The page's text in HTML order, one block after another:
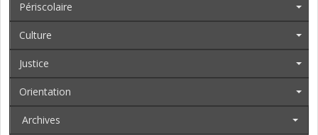
Périscolaire
Culture
Justice
Orientation
Archives